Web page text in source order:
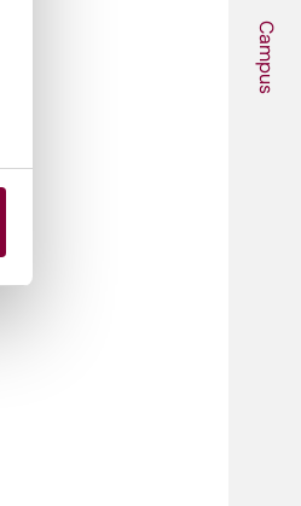
Campus